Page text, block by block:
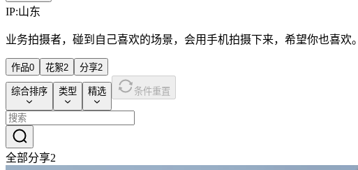
IP:山东
业务拍摄者，碰到自己喜欢的场景，会用手机拍摄下来，希望你也喜欢。
作品0 花絮2 分享2
综合排序 类型 精选 条件重置
全部分享2